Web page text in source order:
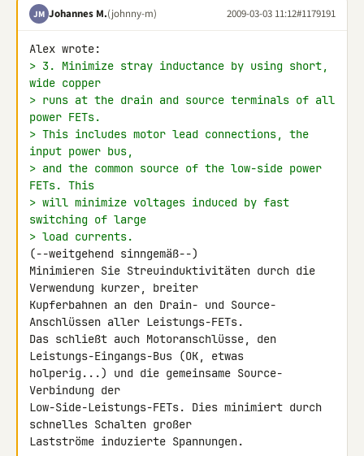
JM Johannes M.(johnny-m) 2009-03-03 11:12#1179191
> 3. Minimize stray inductance by using short,
wide copper
> runs at the drain and source terminals of all
power FETs.
> This includes motor lead connections, the
input power bus,
> and the common source of the low-side power
FETs. This
> will minimize voltages induced by fast
switching of large
> load currents.
(--weitgehend sinngemäß--)
Minimieren Sie Streuinduktivitäten durch die
Verwendung kurzer, breiter
Kupferbahnen an den Drain- und Source-
Anschlüssen aller Leistungs-FETs.
Das schließt auch Motoranschlüsse, den
Leistungs-Eingangs-Bus (OK, etwas
holperig...) und die gemeinsame Source-
Verbindung der
Low-Side-Leistungs-FETs. Dies minimiert durch
schnelles Schalten großer
Lastströme induzierte Spannungen.